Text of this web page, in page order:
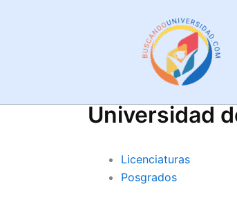
Universidad
Licenciaturas
Posgrados